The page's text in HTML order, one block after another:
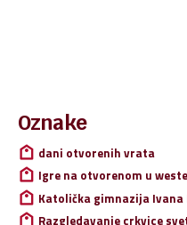
Pretraži:
Oznake
dani otvorenih vrata
Igre na otvorenom u
Katolička gimnazija Ivana
Razgledavanje crkvice